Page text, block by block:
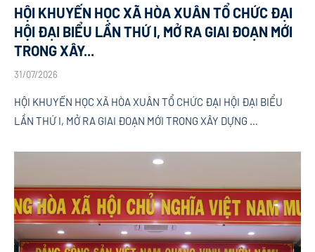
HỘI KHUYẾN HỌC XÃ HÒA XUÂN TỔ CHỨC ĐẠI
HỘI ĐẠI BIỂU LẦN THỨ I, MỞ RA GIAI ĐOẠN MỚI
TRONG XÂY...
31/07/2026
HỘI KHUYẾN HỌC XÃ HÒA XUÂN TỔ CHỨC ĐẠI HỘI ĐẠI BIỂU
LẦN THỨ I, MỞ RA GIAI ĐOẠN MỚI TRONG XÂY DỰNG …